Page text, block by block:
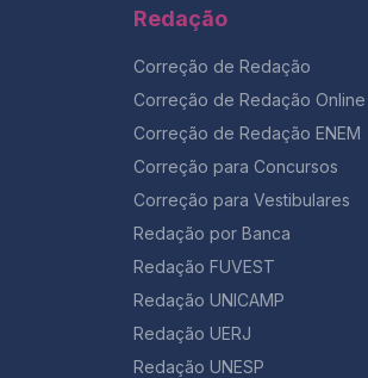
Redação
Correção de Redação
Correção de Redação Online
Correção de Redação ENEM
Correção para Concursos
Correção para Vestibulares
Redação por Banca
Redação FUVEST
Redação UNICAMP
Redação UERJ
Redação UNESP